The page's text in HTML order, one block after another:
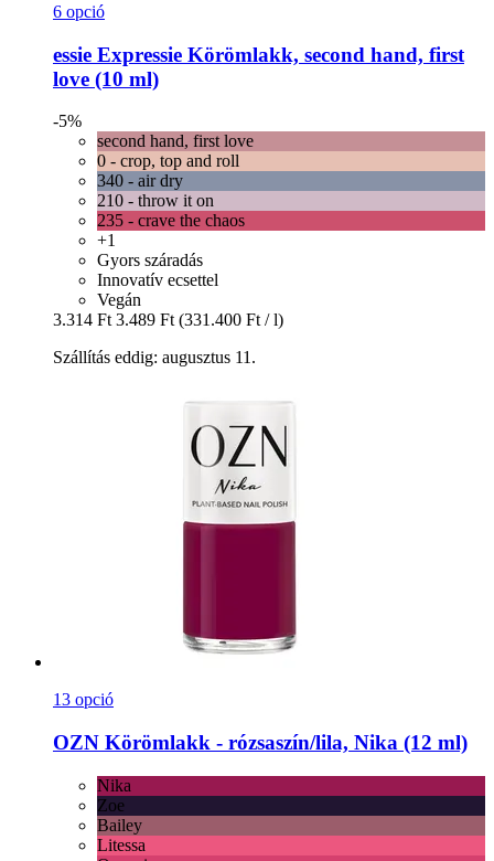
6 opció
essie Expressie Körömlakk, second hand, first
love (10 ml)
-5%
second hand, first love
0 - crop, top and roll
340 - air dry
210 - throw it on
235 - crave the chaos
+1
Gyors száradás
Innovatív ecsettel
Vegán
3.314 Ft 3.489 Ft (331.400 Ft / l)
Szállítás eddig: augusztus 11.
13 opció
OZN Körömlakk -​ rózsaszín/lila, Nika (12 ml)
Nika
Zoe
Bailey
Litessa